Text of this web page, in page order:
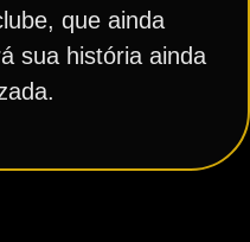
que ainda
sua história ainda